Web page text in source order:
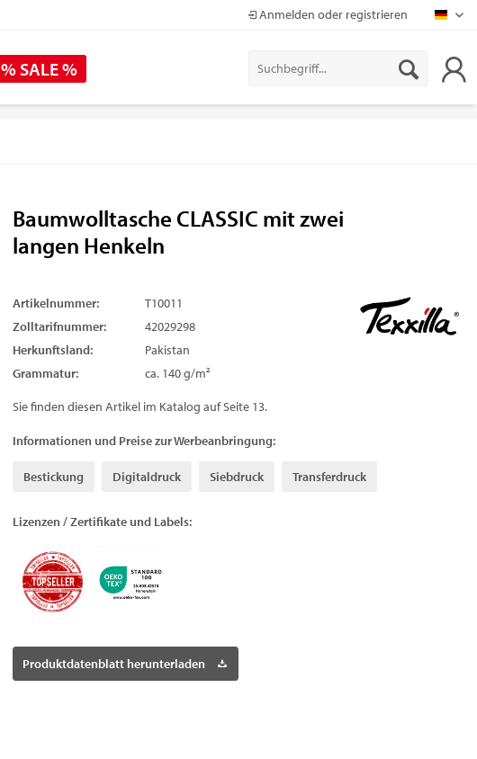
Anmelden oder registrieren
% SALE %
Baumwolltasche CLASSIC mit zwei
langen Henkeln
Artikelnummer:
T10011
Zolltarifnummer:
42029298
Herkunftsland:
Pakistan
Grammatur:
ca. 140 g/m²
Sie finden diesen Artikel im Katalog auf Seite 13.
Informationen und Preise zur Werbeanbringung:
Bestickung Digitaldruck Siebdruck Transferdruck
Lizenzen / Zertifikate und Labels:
Produktdatenblatt herunterladen